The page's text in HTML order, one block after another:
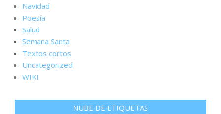
Navidad
Poesía
Salud
Semana Santa
Textos cortos
Uncategorized
WIKI
NUBE DE ETIQUETAS